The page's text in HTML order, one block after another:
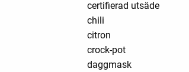
certifierad utsäde
chili
citron
crock-pot
daggmask